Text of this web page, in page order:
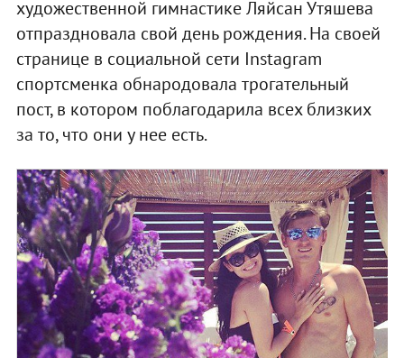
художественной гимнастике Ляйсан Утяшева
отпраздновала свой день рождения. На своей
странице в социальной сети Instagram
спортсменка обнародовала трогательный
пост, в котором поблагодарила всех близких
за то, что они у нее есть.